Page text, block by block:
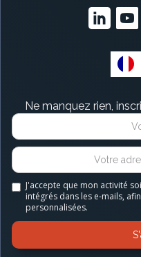
Ne manquez rien,
J'accepte que mon activité
intégrés dans les e-mails,
personnalisées.